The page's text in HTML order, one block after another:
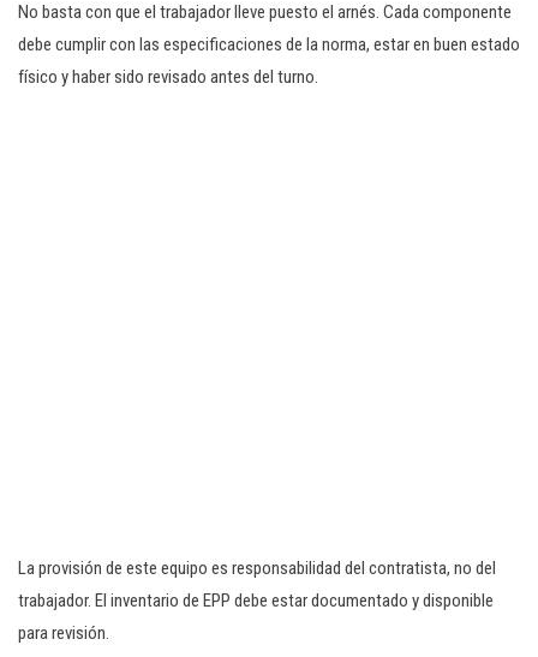
No basta con que el trabajador lleve puesto el arnés. Cada componente
debe cumplir con las especificaciones de la norma, estar en buen estado
físico y haber sido revisado antes del turno.
La provisión de este equipo es responsabilidad del contratista, no del
trabajador. El inventario de EPP debe estar documentado y disponible
para revisión.